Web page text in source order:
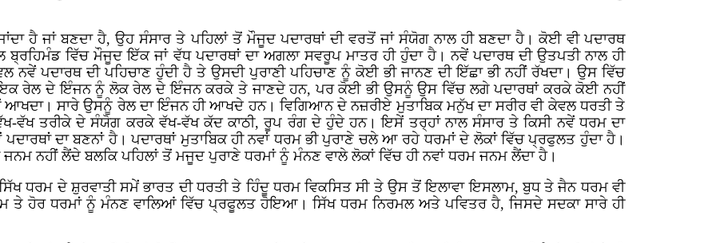
ਹੈ ਜਾਂ ਬਣਦਾ ਹੈ, ਉਹ ਸੰਸਾਰ ਤੇ ਪਹਿਲਾਂ ਤੋਂ ਮੌਜੂਦ ਪਦਾਰਥਾਂ ਦੀ ਵਰਤੋਂ ਜਾਂ ਸੰਯੋਗ ਨਾਲ ਹੀ ਬਣਦਾ ਹੈ। ਕੋਈ ਵੀ ਪਦਾਰਥ
ਵਿੱਚ ਮੌਜੂਦ ਇੱਕ ਜਾਂ ਵੱਧ ਪਦਾਰਥਾਂ ਦਾ ਅਗਲਾ ਸਵਰੂਪ ਮਾਤਰ ਹੀ ਹੁੰਦਾ ਹੈ। ਨਵੇਂ ਪਦਾਰਥ ਦੀ ਉਤਪਤੀ ਨਾਲ ਹੀ
ਨਵੇਂ ਪਦਾਰਥ ਦੀ ਪਹਿਚਾਣ ਹੁੰਦੀ ਹੈ ਤੇ ਉਸਦੀ ਪੁਰਾਣੀ ਪਹਿਚਾਣ ਨੂੰ ਕੋਈ ਭੀ ਜਾਨਣ ਦੀ ਇੱਛਾ ਭੀ ਨਹੀਂ ਰੱਖਦਾ। ਉਸ ਵਿੱਚ
ਰੇਲ ਦੇ ਇੰਜਨ ਨੂੰ ਲੋਕ ਰੇਲ ਦੇ ਇੰਜਨ ਕਰਕੇ ਤੇ ਜਾਣਦੇ ਹਨ, ਪਰ ਕੋਈ ਭੀ ਉਸਨੂੰ ਉਸ ਵਿੱਚ ਲਗੇ ਪਦਾਰਥਾਂ ਕਰਕੇ ਕੋਈ ਨਹੀਂ
ਆਖਦਾ। ਸਾਰੇ ਉਸਨੂੰ ਰੇਲ ਦਾ ਇੰਜਨ ਹੀ ਆਖਦੇ ਹਨ। ਵਿਗਿਆਨ ਦੇ ਨਜ਼ਰੀਏ ਮੁਤਾਬਿਕ ਮਨੁੱਖ ਦਾ ਸਰੀਰ ਵੀ ਕੇਵਲ ਧਰਤੀ ਤੇ
ਵੱਖ ਤਰੀਕੇ ਦੇ ਸੰਯੋਗ ਕਰਕੇ ਵੱਖ-ਵੱਖ ਕੱਦ ਕਾਠੀ, ਰੂਪ ਰੰਗ ਦੇ ਹੁੰਦੇ ਹਨ। ਇਸੇਂ ਤਰ੍ਹਾਂ ਨਾਲ ਸੰਸਾਰ ਤੇ ਕਿਸੀ ਨਵੇਂ ਧਰਮ ਦਾ
ਦਾ ਬਣਨਾਂ ਹੈ। ਪਦਾਰਥਾਂ ਮੁਤਾਬਿਕ ਹੀ ਨਵਾਂ ਧਰਮ ਭੀ ਪੁਰਾਣੇ ਚਲੇ ਆ ਰਹੇ ਧਰਮਾਂ ਦੇ ਲੋਕਾਂ ਵਿੱਚ ਪ੍ਰਫੁਲਤ ਹੁੰਦਾ ਹੈ।
ਨਹੀਂ ਲੈਂਦੇ ਬਲਕਿ ਪਹਿਲਾਂ ਤੋਂ ਮਜੂਦ ਪੁਰਾਣੇ ਧਰਮਾਂ ਨੂੰ ਮੰਨਣ ਵਾਲੇ ਲੋਕਾਂ ਵਿੱਚ ਹੀ ਨਵਾਂ ਧਰਮ ਜਨਮ ਲੈਂਦਾ ਹੈ।
ਧਰਮ ਦੇ ਸ਼ੁਰਵਾਤੀ ਸਮੇਂ ਭਾਰਤ ਦੀ ਧਰਤੀ ਤੇ ਹਿੰਦੂ ਧਰਮ ਵਿਕਸਿਤ ਸੀ ਤੇ ਉਸ ਤੋਂ ਇਲਾਵਾ ਇਸਲਾਮ, ਬੁਧ ਤੇ ਜੈਨ ਧਰਮ ਵੀ
ਤੇ ਹੋਰ ਧਰਮਾਂ ਨੂੰ ਮੰਨਣ ਵਾਲਿਆਂ ਵਿੱਚ ਪ੍ਰਫੂਲਤ ਹੋਇਆ। ਸਿੱਖ ਧਰਮ ਨਿਰਮਲ ਅਤੇ ਪਵਿਤਰ ਹੈ, ਜਿਸਦੇ ਸਦਕਾ ਸਾਰੇ ਹੀ